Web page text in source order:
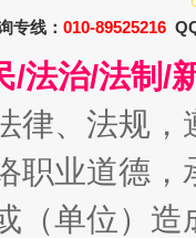
专线： 010-89525216
/法治/法制/
律、法规
职业道德
（单位）